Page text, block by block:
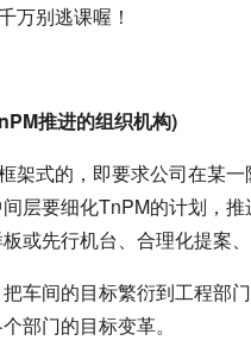
万别逃课喔！
推进的组织机构)
架式的，即要求公司在某
层要细化TnPM的计划，
或先行机台、合理化提案
车间的目标繁衍到工程部
部门的目标变革。